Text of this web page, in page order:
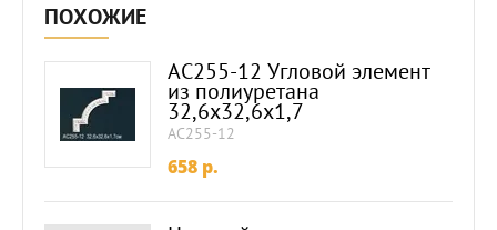
ПОХОЖИЕ
AC255-12 Угловой элемент
из полиуретана
32,6х32,6х1,7
AC255-12
658 p.